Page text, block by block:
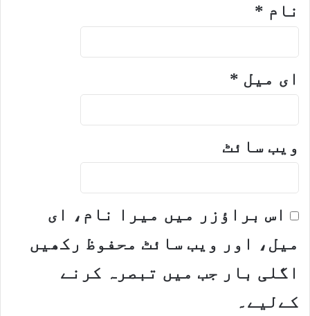
نام *
ای میل *
ویب‌ سائٹ
اس براؤزر میں میرا نام، ای
میل، اور ویب سائٹ محفوظ رکھیں
اگلی بار جب میں تبصرہ کرنے
کےلیے۔